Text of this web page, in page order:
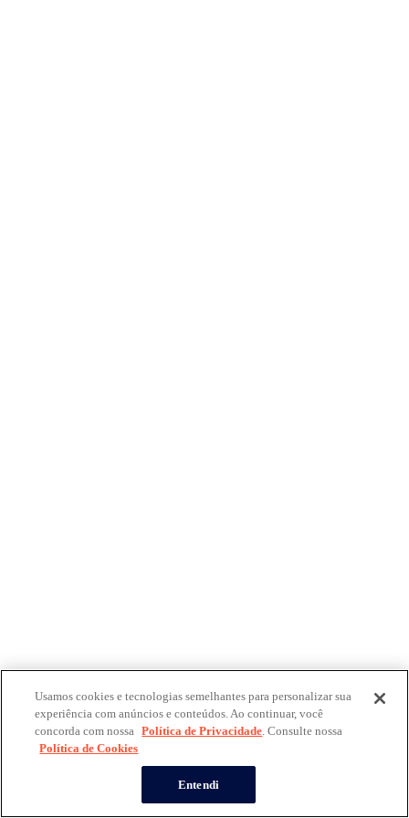
Usamos cookies e tecnologias semelhantes para personalizar sua
experiência com anúncios e conteúdos. Ao continuar, você
concorda com nossa Política de Privacidade. Consulte nossa
Política de Cookies
Entendi